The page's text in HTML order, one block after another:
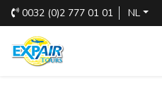
0032 (0)2 777 01 01 NL